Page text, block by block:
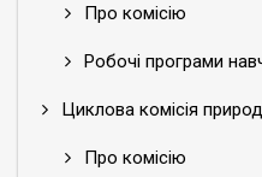
Про комісію
Робочі програми
Циклова комісія
Про комісію